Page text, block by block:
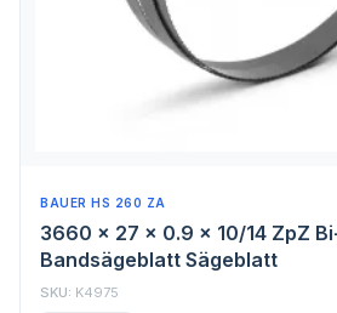
BAUER HS 260 ZA
3660 x 27 x 0.9 x 10/14 ZpZ
Bandsägeblatt Sägeblatt
SKU: K4975